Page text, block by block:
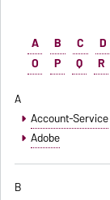
A B C D
O
P Q R
A
Account-Service
Adobe
B